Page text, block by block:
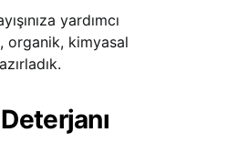
yardımcı
organik, kimyasal